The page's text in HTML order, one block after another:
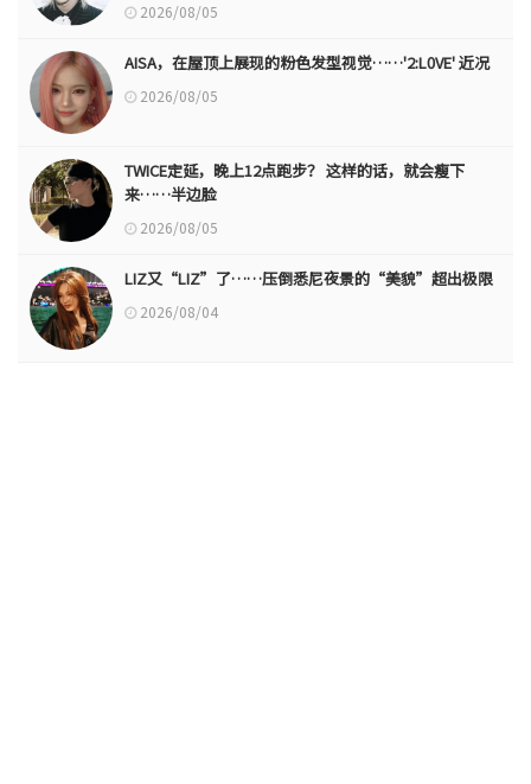
2026/08/05
AISA，在屋顶上展现的粉色发型视觉……'2:L0VE' 近况
2026/08/05
TWICE定延，晚上12点跑步？ 这样的话，就会瘦下
来……半边脸
2026/08/05
LIZ又“LIZ”了……压倒悉尼夜景的“美貌”超出极限
2026/08/04